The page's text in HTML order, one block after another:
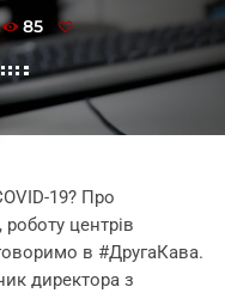
85
19? Про
роботу центрів
в #ДругаКава.
директора з